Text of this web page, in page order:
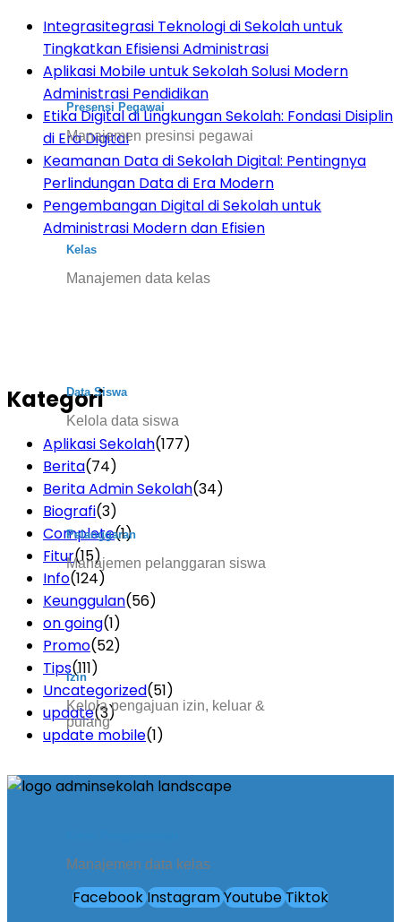
Presensi Pegawai
Manajemen presinsi pegawai
Kelas
Manajemen data kelas
Data Siswa
Kelola data siswa
Pelanggaran
Manajemen pelanggaran siswa
Izin
Kelola pengajuan izin, keluar &
pulang
Manajemen data kelas
Integrasitegrasi Teknologi di Sekolah untuk
Tingkatkan Efisiensi Administrasi
Aplikasi Mobile untuk Sekolah Solusi Modern
Administrasi Pendidikan
Etika Digital di Lingkungan Sekolah: Fondasi Disiplin
di Era Digital
Keamanan Data di Sekolah Digital: Pentingnya
Perlindungan Data di Era Modern
Pengembangan Digital di Sekolah untuk
Administrasi Modern dan Efisien
Kategori
Aplikasi Sekolah(177)
Berita(74)
Berita Admin Sekolah(34)
Biografi(3)
Complete(1)
Fitur(15)
Info(124)
Keunggulan(56)
on going(1)
Promo(52)
Tips(111)
Uncategorized(51)
update(3)
update mobile(1)
FacebookInstagramYoutubeTiktok